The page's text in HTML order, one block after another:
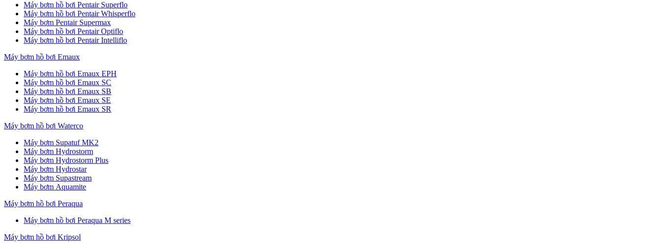
Máy bơm hồ bơi Pentair Superflo
Máy bơm hồ bơi Pentair Whisperflo
Máy bơm Pentair Supermax
Máy bơm hồ bơi Pentair Optiflo
Máy bơm hồ bơi Pentair Intelliflo
Máy bơm hồ bơi Emaux
Máy bơm hồ bơi Emaux EPH
Máy bơm hồ bơi Emaux SC
Máy bơm hồ bơi Emaux SB
Máy bơm hồ bơi Emaux SE
Máy bơm hồ bơi Emaux SR
Máy bơm hồ bơi Waterco
Máy bơm Supatuf MK2
Máy bơm Hydrostorm
Máy bơm Hydrostorm Plus
Máy bơm Hydrostar
Máy bơm Supastream
Máy bơm Aquamite
Máy bơm hồ bơi Peraqua
Máy bơm hồ bơi Peraqua M series
Máy bơm hồ bơi Kripsol